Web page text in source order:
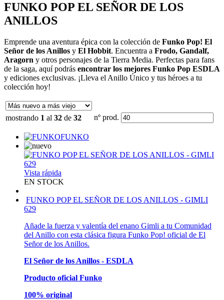
FUNKO POP EL SEÑOR DE LOS
ANILLOS
Emprende una aventura épica con la colección de Funko Pop! El
Señor de los Anillos y El Hobbit. Encuentra a Frodo, Gandalf,
Aragorn y otros personajes de la Tierra Media. Perfectas para fans
de la saga, aquí podrás encontrar los mejores Funko Pop ESDLA
y ediciones exclusivas. ¡Lleva el Anillo Único y tus héroes a tu
colección hoy!
mostrando 1 al 32 de 32 nº prod.
FUNKO
Vista rápida
EN STOCK
FUNKO POP EL SEÑOR DE LOS ANILLOS - GIMLI
629
Añade la fuerza y valentía del enano Gimli a tu Comunidad
del Anillo con esta clásica figura Funko Pop! oficial de El
Señor de los Anillos.
El Señor de los Anillos - ESDLA
Producto oficial Funko
100% original